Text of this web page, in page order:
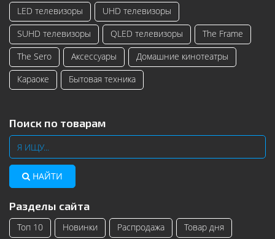
LED телевизоры
UHD телевизоры
SUHD телевизоры
QLED телевизоры
The Frame
The Sero
Аксессуары
Домашние кинотеатры
Караоке
Бытовая техника
Поиск по товарам
НАЙТИ
Разделы сайта
Топ 10 Новинки Распродажа
Товар дня